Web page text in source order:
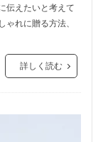
伝えたいと考えて
れに贈る方法、
詳しく読む